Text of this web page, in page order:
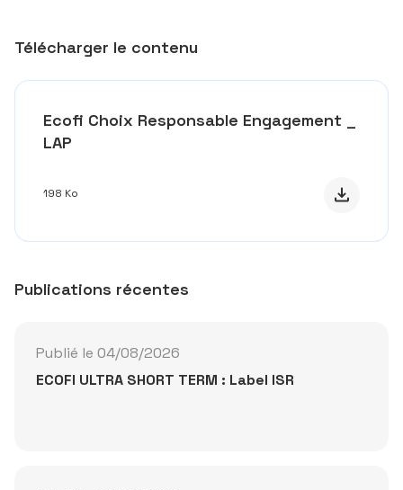
Télécharger le contenu
Ecofi Choix Responsable Engagement _
LAP
198 Ko Télécharger
Publications récentes
Publié le 04/08/2026
ECOFI ULTRA SHORT TERM : Label ISR